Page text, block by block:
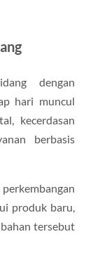
dengan
hari muncul
kecerdasan
berbasis
produk baru,
tersebut